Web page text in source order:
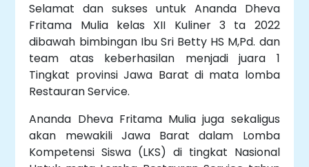
Selamat dan sukses untuk Ananda Dheva
Fritama Mulia kelas XII Kuliner 3 ta 2022
dibawah bimbingan Ibu Sri Betty HS M,Pd. dan
team atas keberhasilan menjadi juara 1
Tingkat provinsi Jawa Barat di mata lomba
Restauran Service.
Ananda Dheva Fritama Mulia juga sekaligus
akan mewakili Jawa Barat dalam Lomba
Kompetensi Siswa (LKS) di tingkat Nasional